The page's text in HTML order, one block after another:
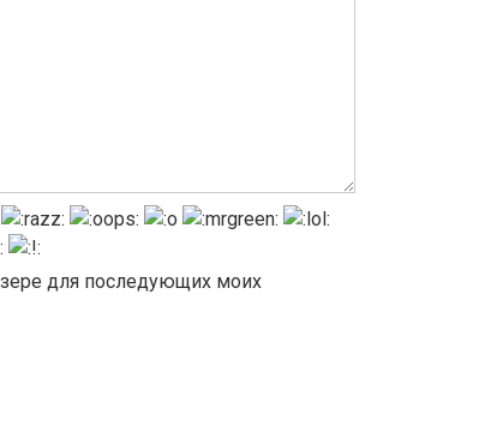
для последующих моих